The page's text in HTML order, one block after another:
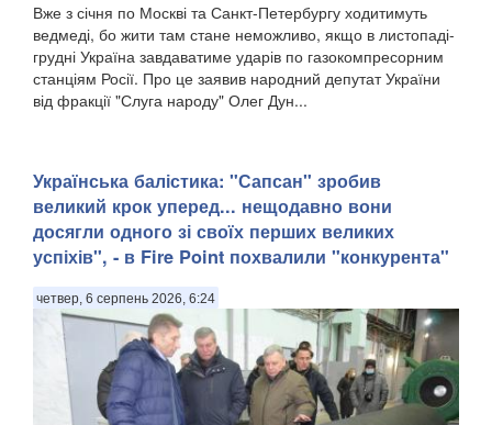
Вже з січня по Москві та Санкт-Петербургу ходитимуть
ведмеді, бо жити там стане неможливо, якщо в листопаді-
грудні Україна завдаватиме ударів по газокомпресорним
станціям Росії. Про це заявив народний депутат України
від фракції "Слуга народу" Олег Дун...
​Українська балістика: "Сапсан" зробив
великий крок уперед... нещодавно вони
досягли одного зі своїх перших великих
успіхів", - в Fire Point похвалили "конкурента"
четвер, 6 серпень 2026, 6:24